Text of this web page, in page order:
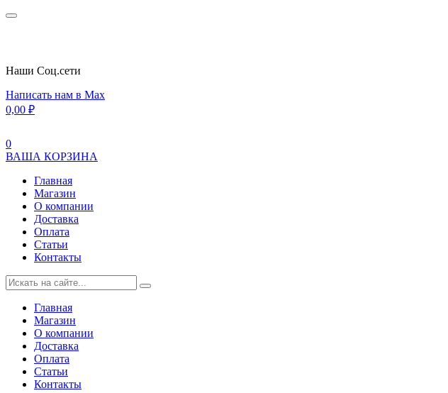
Наши Cоц.сети
Написать нам в Max
0,00 ₽
0
ВАША КОРЗИНА
Главная
Магазин
О компании
Доставка
Оплата
Статьи
Контакты
Главная
Магазин
О компании
Доставка
Оплата
Статьи
Контакты